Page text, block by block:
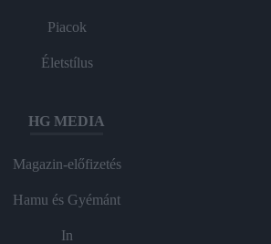
Piacok
Életstílus
HG MEDIA
Magazin-előfizetés
Hamu és Gyémánt
In